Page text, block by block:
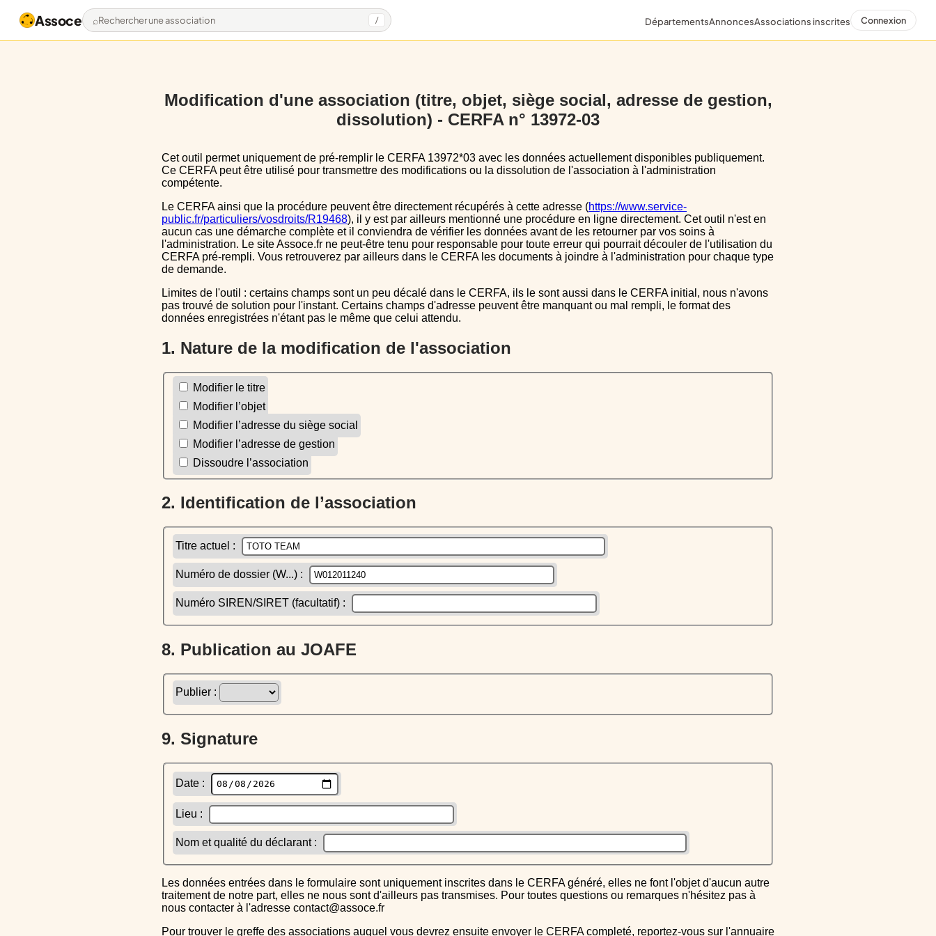
Assoce Rechercher une association / DépartementsAnnoncesAssociations inscrites Connexion
Modification d'une association (titre, objet, siège social, adresse de gestion,
dissolution) - CERFA n° 13972-03
Cet outil permet uniquement de pré-remplir le CERFA 13972*03 avec les données actuellement disponibles publiquement.
Ce CERFA peut être utilisé pour transmettre des modifications ou la dissolution de l'association à l'administration
compétente.
Le CERFA ainsi que la procédure peuvent être directement récupérés à cette adresse (https://www.service-
public.fr/particuliers/vosdroits/R19468), il y est par ailleurs mentionné une procédure en ligne directement. Cet outil n'est en
aucun cas une démarche complète et il conviendra de vérifier les données avant de les retourner par vos soins à
l'administration. Le site Assoce.fr ne peut-être tenu pour responsable pour toute erreur qui pourrait découler de l'utilisation du
CERFA pré-rempli. Vous retrouverez par ailleurs dans le CERFA les documents à joindre à l'administration pour chaque type
de demande.
Limites de l'outil : certains champs sont un peu décalé dans le CERFA, ils le sont aussi dans le CERFA initial, nous n'avons
pas trouvé de solution pour l'instant. Certains champs d'adresse peuvent être manquant ou mal rempli, le format des
données enregistrées n'étant pas le même que celui attendu.
1. Nature de la modification de l'association
Modifier le titre
Modifier l’objet
Modifier l’adresse du siège social
Modifier l’adresse de gestion
Dissoudre l’association
2. Identification de l’association
Titre actuel :
Numéro de dossier (W...) :
Numéro SIREN/SIRET (facultatif) :
8. Publication au JOAFE
Publier :
9. Signature
Date :
Lieu :
Nom et qualité du déclarant :
Les données entrées dans le formulaire sont uniquement inscrites dans le CERFA généré, elles ne font l'objet d'aucun autre
traitement de notre part, elles ne nous sont d'ailleurs pas transmises. Pour toutes questions ou remarques n'hésitez pas à
nous contacter à l'adresse contact@assoce.fr
Pour trouver le greffe des associations auquel vous devrez ensuite envoyer le CERFA completé, reportez-vous sur l'annuaire